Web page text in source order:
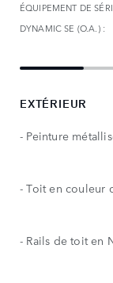
ÉQUIPEMENT DE
DYNAMIC SE (O.A.) :
EXTÉRIEUR
- Peinture
- Toit en couleur
- Rails de toit en